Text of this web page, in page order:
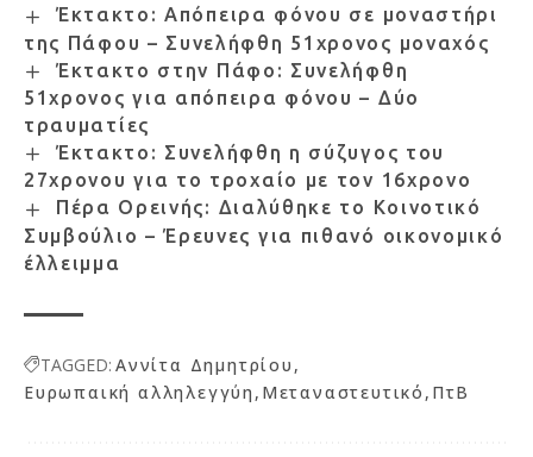
Έκτακτο: Απόπειρα φόνου σε μοναστήρι
της Πάφου – Συνελήφθη 51χρονος μοναχός
Έκτακτο στην Πάφο: Συνελήφθη
51χρονος για απόπειρα φόνου – Δύο
τραυματίες
Έκτακτο: Συνελήφθη η σύζυγος του
27χρονου για το τροχαίο με τον 16χρονο
Πέρα Ορεινής: Διαλύθηκε το Κοινοτικό
Συμβούλιο – Έρευνες για πιθανό οικονομικό
έλλειμμα
TAGGED: Αννίτα Δημητρίου
Ευρωπαική αλληλεγγύη Μεταναστευτικό ΠτΒ